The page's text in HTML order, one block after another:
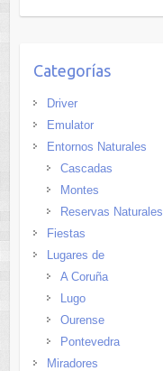
Categorías
Driver
Emulator
Entornos Naturales
Cascadas
Montes
Reservas Naturales
Fiestas
Lugares de
A Coruña
Lugo
Ourense
Pontevedra
Miradores